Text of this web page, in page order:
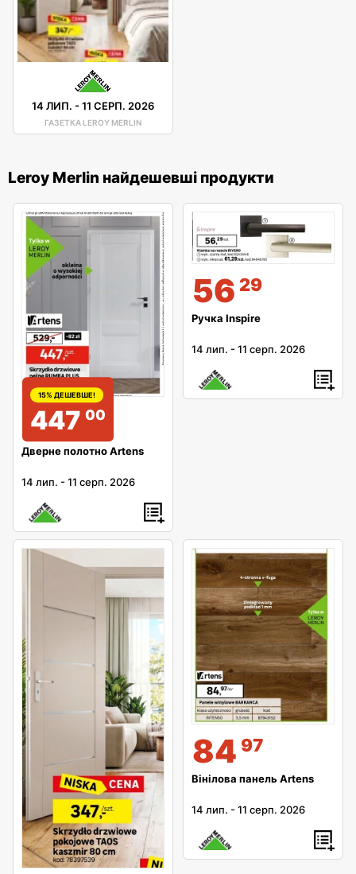
14 ЛИП. -11 СЕРП. 2026
ГАЗЕТКА LEROY MERLIN
Leroy Merlin найдешевші продукти
15% ДЕШЕВШЕ!
447 00
Дверне полотно Artens
14 лип. -11 серп. 2026
56 29
Ручка Inspire
14 лип. -11 серп. 2026
84 97
Вінілова панель Artens
14 лип. -11 серп. 2026